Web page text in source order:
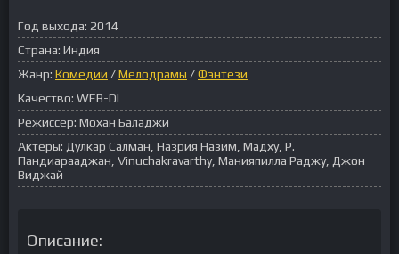
Год выхода: 2014
Страна: Индия
Жанр: Комедии /Мелодрамы /Фэнтези
Качество: WEB-DL
Режиссер: Мохан Баладжи
Актеры: Дулкар Салман, Назрия Назим, Мадху, Р.
Пандиарааджан, Vinuchakravarthy, Манияпилла Раджу, Джон
Виджай
Описание: